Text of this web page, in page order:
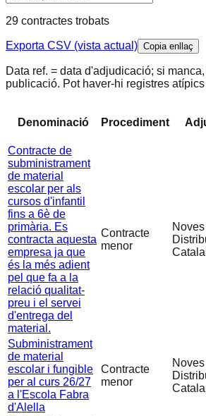
29 contractes trobats
Exporta CSV (vista actual) Copia enllaç
Data ref. = data d'adjudicació; si
publicació. Pot haver-hi registres
Denominació Procediment
Contracte de
subministrament
de material
escolar per als
cursos d'infantil
fins a 6è de
primària. Es
contracta aquesta
empresa ja que
és la més adient
pel que fa a la
relació qualitat-
preu i el servei
d'entrega del
material.
Contracte
menor
Noves
Subministrament
de material
escolar i fungible
per al curs 26/27
a l'Escola Fabra
d'Alella
Contracte
menor
Noves